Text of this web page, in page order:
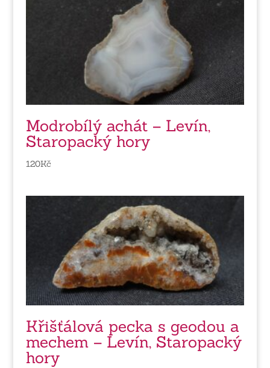
Modrobílý achát – Levín,
Staropacký hory
120Kč
Křišťálová pecka s geodou a
mechem – Levín, Staropacký
hory